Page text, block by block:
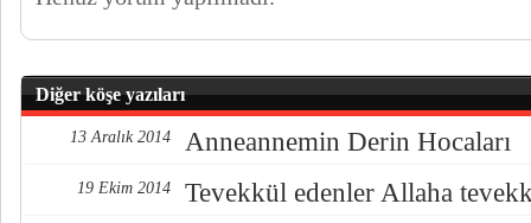
Diğer köşe yazıları
13 Aralık 2014 Anneannemin Derin Hocaları
19 Ekim 2014 Tevekkül edenler Allaha